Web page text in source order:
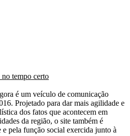
é um veículo de comunicação
Projetado para dar mais agilidade e
dos fatos que acontecem em
da região, o site também é
pela função social exercida junto à